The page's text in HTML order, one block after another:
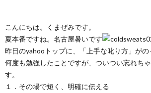
こんにちは。くまぜみです。
夏本番ですね。名古屋暑いです
昨日のyahooトップに、「上手な叱り方」がの
何度も勉強したことですが、ついつい忘れち
す。
１．その場で短く、明確に伝える